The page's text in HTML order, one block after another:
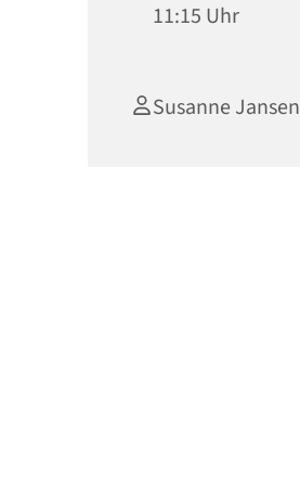
11:15 Uhr
Susanne Jansen